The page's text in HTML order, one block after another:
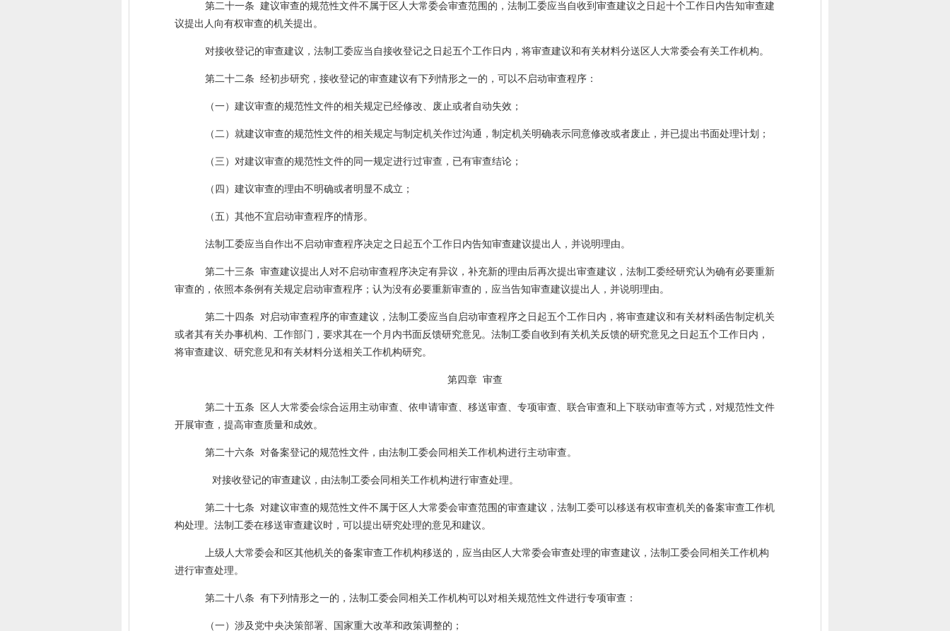
第二十一条 建议审查的规范性文件不属于区人大常委会审查范围的，法制工委应当自收到审查建议之日起十个工作日内告知审查建
议提出人向有权审查的机关提出。
对接收登记的审查建议，法制工委应当自接收登记之日起五个工作日内，将审查建议和有关材料分送区人大常委会有关工作机构。
第二十二条 经初步研究，接收登记的审查建议有下列情形之一的，可以不启动审查程序：
（一）建议审查的规范性文件的相关规定已经修改、废止或者自动失效；
（二）就建议审查的规范性文件的相关规定与制定机关作过沟通，制定机关明确表示同意修改或者废止，并已提出书面处理计划；
（三）对建议审查的规范性文件的同一规定进行过审查，已有审查结论；
（四）建议审查的理由不明确或者明显不成立；
（五）其他不宜启动审查程序的情形。
法制工委应当自作出不启动审查程序决定之日起五个工作日内告知审查建议提出人，并说明理由。
第二十三条 审查建议提出人对不启动审查程序决定有异议，补充新的理由后再次提出审查建议，法制工委经研究认为确有必要重新
审查的，依照本条例有关规定启动审查程序；认为没有必要重新审查的，应当告知审查建议提出人，并说明理由。
第二十四条 对启动审查程序的审查建议，法制工委应当自启动审查程序之日起五个工作日内，将审查建议和有关材料函告制定机关
或者其有关办事机构、工作部门，要求其在一个月内书面反馈研究意见。法制工委自收到有关机关反馈的研究意见之日起五个工作日内，
将审查建议、研究意见和有关材料分送相关工作机构研究。
第四章 审查
第二十五条
区人大常委会综合运用主动审查、依申请审查、移送审查、专项审查、联合审查和上下联动审查等方式，对规范性文件
开展审查，提高审查质量和成效。
第二十六条 对备案登记的规范性文件，由法制工委会同相关工作机构进行主动审查。
对接收登记的审查建议，由法制工委会同相关工作机构进行审查处理。
第二十七条 对建议审查的规范性文件不属于区人大常委会审查范围的审查建议，法制工委可以移送有权审查机关的备案审查工作机
构处理。法制工委在移送审查建议时，可以提出研究处理的意见和建议。
上级人大常委会和区其他机关的备案审查工作机构移送的，应当由区人大常委会审查处理的审查建议，法制工委会同相关工作机构
进行审查处理。
第二十八条 有下列情形之一的，法制工委会同相关工作机构可以对相关规范性文件进行专项审查：
（一）涉及党中央决策部署、国家重大改革和政策调整的；